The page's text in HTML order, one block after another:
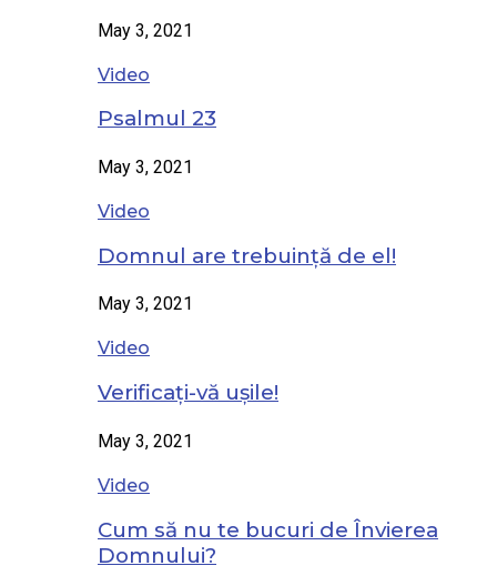
May 3, 2021
Video
Psalmul 23
May 3, 2021
Video
Domnul are trebuință de el!
May 3, 2021
Video
Verificați-vă ușile!
May 3, 2021
Video
Cum să nu te bucuri de Învierea
Domnului?